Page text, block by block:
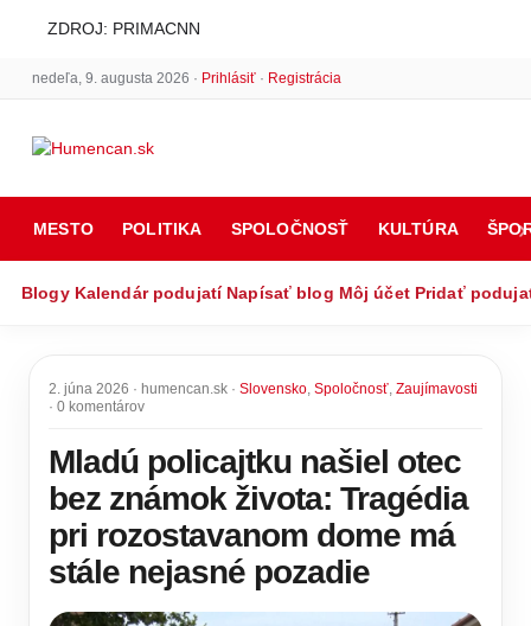
ZDROJ: PRIMACNN
nedeľa, 9. augusta 2026 · Prihlásiť· Registrácia
MESTO POLITIKA SPOLOČNOSŤ KULTÚRA
Blogy Kalendár podujatí Napísať blog Môj účet Pridať
2. júna 2026 · humencan.sk · Slovensko, Spoločnosť, Zaujímavosti
· 0 komentárov
Mladú policajtku našiel otec
bez známok života: Tragédia
pri rozostavanom dome má
stále nejasné pozadie